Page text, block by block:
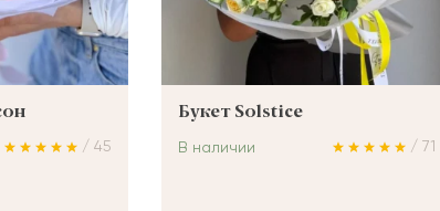
/ 45
Букет Solstice
/ 71
В наличии